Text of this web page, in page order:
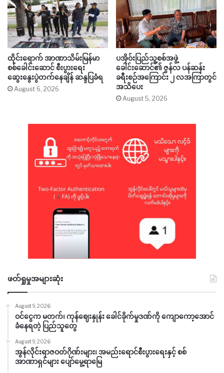
ထိုင်းရောက် အာဏာသိမ်းမြန်မာ
စစ်ခေါင်းဆောင် စီးပွားရေး
ဆွေးနွေးပွဲတက်နေချိန် ဆန္ဒပြခံရ
August 6, 2026
ပအိုဝ်းပြည်သူ့စစ်အဖွဲ့
ခေါင်းဆောင်၏ ဇွန်လ ပန်ဆန်း
ခရီးစဉ်အကြောင်း ၂ လအကြာတွင်
အသိပေး
August 5, 2026
ဖတ်ရှုမှုအများဆုံး
August 9, 2026
ဝင်ငွေက မတက်၊ ကုန်ဈေးနှုန်း ခေါင်ခိုက်မှုဒဏ်ကို ကျောကော့အောင်
ခံနေရတဲ့ ပြည်သူတွေ
August 9, 2026
အွန်လိုင်းရာဇဝတ်ဂိုဏ်းများ၊ အမည်းရောင်စီးပွားရေးနှင့် စစ်
အာဏာရှင်များ ပျော်မွေ့ရာမြေ